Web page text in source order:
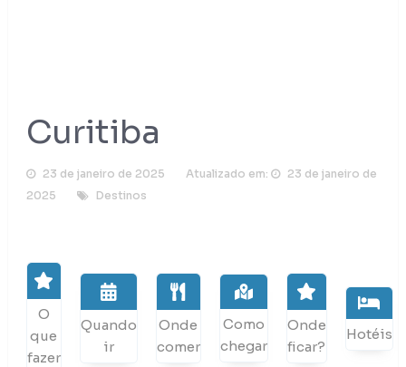
Curitiba
23 de janeiro de 2025 Atualizado em:
23 de janeiro de
2025
Destinos
O
que
fazer
Quando
ir
Onde
comer
Como
chegar
Onde
ficar?
Hotéis